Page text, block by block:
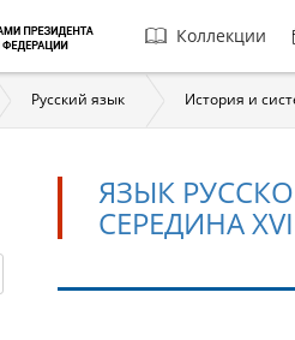
Главная
навигация
Коллекции
Русский язык История и
ЯЗЫК
СЕРЕДИНА